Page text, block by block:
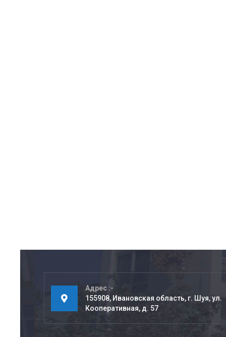
Адрес
155908, Ивановская область, г. Шуя, ул.
Кооперативная, д. 57